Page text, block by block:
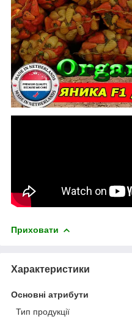
Приховати
Характеристики
Основні атрибути
Тип продукції